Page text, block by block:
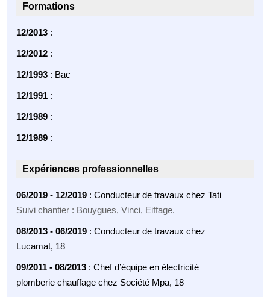
Formations
12/2013 :
12/2012 :
12/1993 : Bac
12/1991 :
12/1989 :
12/1989 :
Expériences professionnelles
06/2019 - 12/2019 : Conducteur de travaux chez Tati
Suivi chantier : Bouygues, Vinci, Eiffage.
08/2013 - 06/2019 : Conducteur de travaux chez
Lucamat, 18
09/2011 - 08/2013 : Chef d’équipe en électricité
plomberie chauffage chez Société Mpa, 18